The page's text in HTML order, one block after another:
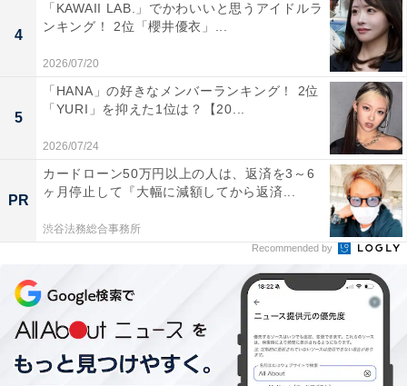
1位は「金沢（石川県）」でした。石川県の県庁所在地
である金沢は、歴史と文化が調和した街。加賀百万石の
城下町として知られ、観光都市としても人気です。道路
や街並みも整備されており、落ち着いた運転マナーのイ
メージがあるのかもしれません。
回答者のコメントを見ると「過去に車で観光で金沢に訪
れた際に、車線変更などスムーズに譲ってもらえること
などがあり、運転マナーに関して悪い印象がなかったか
らです」（50代男性／京都府）、「金沢、と聞いて、落
ち着いた大人の人たちを想像します。運転もおおらかな
イメージです」（20代女性／兵庫県）、「観光客が多
く、気を使う必要がありそうだから」（40代男性／富山
県）といった声がありました。
4
「KAWAII LAB.」でかわいいと思うアイドルラ
ンキング！ 2位「櫻井優衣」...
2026/07/20
5
「HANA」の好きなメンバーランキング！ 2位
「YURI」を抑えた1位は？【20...
2026/07/24
PR
カードローン50万円以上の人は、返済を3～6
ヶ月停止して『大幅に減額してから返済...
渋谷法務総合事務所
Recommended by